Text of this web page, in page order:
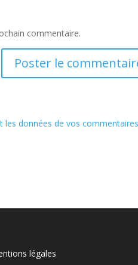
commentaire.
les données de vos
légales